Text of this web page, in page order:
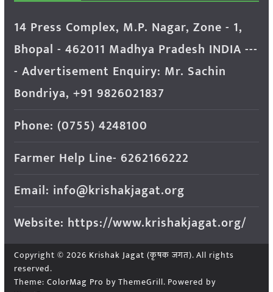
14 Press Complex, M.P. Nagar, Zone - 1,
Bhopal - 462011 Madhya Pradesh INDIA ---
- Advertisement Enquiry: Mr. Sachin
Bondriya, +91 9826021837
Phone: (0755) 4248100
Farmer Help Line- 6262166222
Email: info@krishakjagat.org
Website: https://www.krishakjagat.org/
Copyright © 2026 Krishak Jagat (कृषक जगत). All rights
reserved.
Theme: ColorMag Pro by ThemeGrill. Powered by